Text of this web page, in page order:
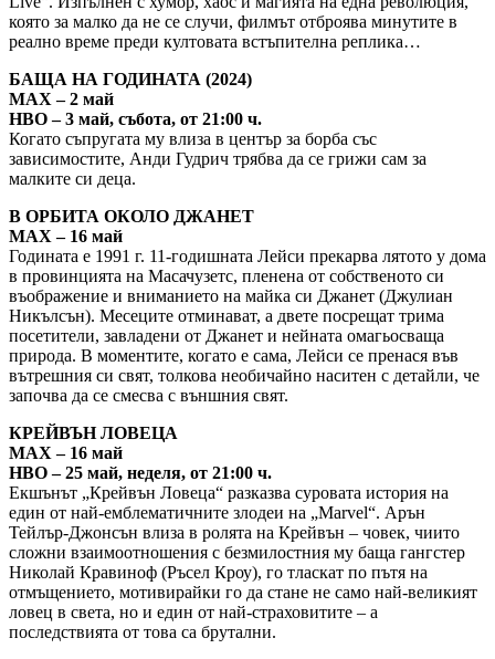
която за малко да не се случи, филмът отброява минутите в
реално време преди култовата встъпителна реплика…
БАЩА НА ГОДИНАТА (2024)
MAX – 2 май
HBO – 3 май, събота, от 21:00 ч.
Когато съпругата му влиза в център за борба със
зависимостите, Анди Гудрич трябва да се грижи сам за
малките си деца.
В ОРБИТА ОКОЛО ДЖАНЕТ
MAX – 16 май
Годината е 1991 г. 11-годишната Лейси прекарва лятото у дома
в провинцията на Масачузетс, пленена от собственото си
въображение и вниманието на майка си Джанет (Джулиан
Никълсън). Месеците отминават, а двете посрещат трима
посетители, завладени от Джанет и нейната омагьосваща
природа. В моментите, когато е сама, Лейси се пренася във
вътрешния си свят, толкова необичайно наситен с детайли, че
започва да се смесва с външния свят.
КРЕЙВЪН ЛОВЕЦА
MAX – 16 май
HBO – 25 май, неделя, от 21:00 ч.
Екшънът „Крейвън Ловеца“ разказва суровата история на
един от най-емблематичните злодеи на „Marvel“. Арън
Тейлър-Джонсън влиза в ролята на Крейвън – човек, чиито
сложни взаимоотношения с безмилостния му баща гангстер
Николай Кравиноф (Ръсел Кроу), го тласкат по пътя на
отмъщението, мотивирайки го да стане не само най-великият
ловец в света, но и един от най-страховитите – а
последствията от това са брутални.